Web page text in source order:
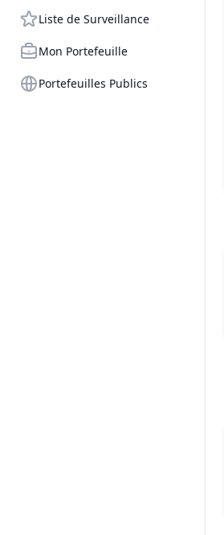
Liste de Surveillance
Mon Portefeuille
Portefeuilles Publics